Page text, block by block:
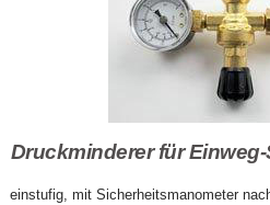
Druckminderer für
einstufig, mit Sicherheitsmanometer